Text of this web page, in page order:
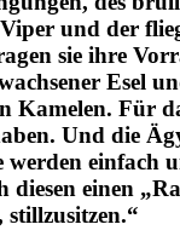
und der
sie ihre
Esel
Kamelen. Für
Und die
einfach
diesen einen
stillzusitzen.“